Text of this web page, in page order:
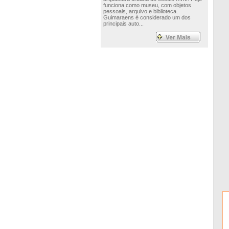
funciona como museu, com objetos
pessoais, arquivo e biblioteca.
Guimaraens é considerado um dos
principais auto...